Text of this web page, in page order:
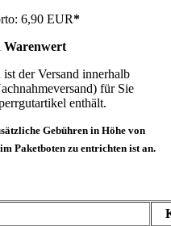
6,90 EUR*
Warenwert
der Versand innerhalb
für Sie
enthält.
Gebühren in Höhe von
Paketboten zu entrichten ist an.